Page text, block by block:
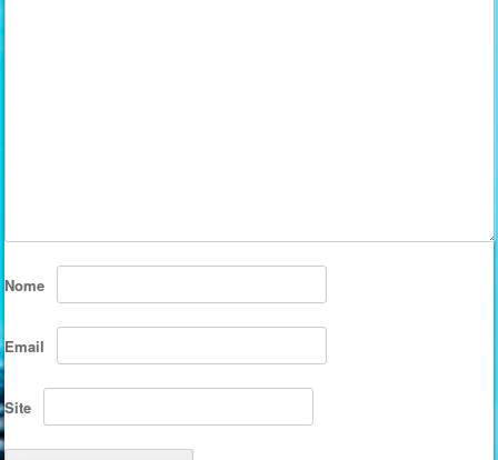
Nome
Email
Site